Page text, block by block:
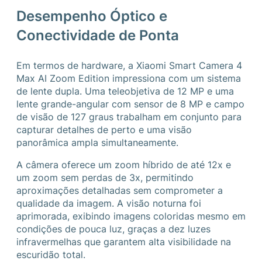
Desempenho Óptico e
Conectividade de Ponta
Em termos de hardware, a Xiaomi Smart Camera 4
Max AI Zoom Edition impressiona com um sistema
de lente dupla. Uma teleobjetiva de 12 MP e uma
lente grande-angular com sensor de 8 MP e campo
de visão de 127 graus trabalham em conjunto para
capturar detalhes de perto e uma visão
panorâmica ampla simultaneamente.
A câmera oferece um zoom híbrido de até 12x e
um zoom sem perdas de 3x, permitindo
aproximações detalhadas sem comprometer a
qualidade da imagem. A visão noturna foi
aprimorada, exibindo imagens coloridas mesmo em
condições de pouca luz, graças a dez luzes
infravermelhas que garantem alta visibilidade na
escuridão total.